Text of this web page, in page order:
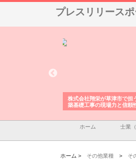
プレスリリース
株式会社翔栄が草津市で担
築基礎工事の現場力と信頼
ホーム 士業
ホーム > その他業種 > そ